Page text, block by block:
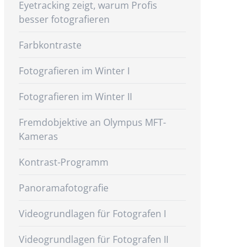
Eyetracking zeigt, warum Profis
besser fotografieren
Farbkontraste
Fotografieren im Winter I
Fotografieren im Winter II
Fremdobjektive an Olympus MFT-
Kameras
Kontrast-Programm
Panoramafotografie
Videogrundlagen für Fotografen I
Videogrundlagen für Fotografen II